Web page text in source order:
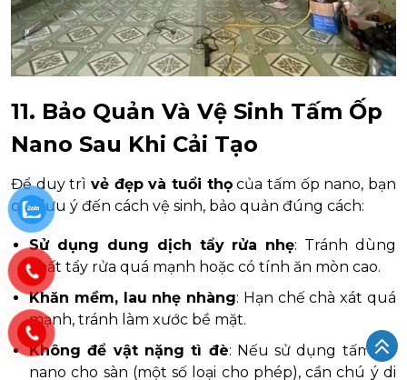
11. Bảo Quản Và Vệ Sinh Tấm Ốp
Nano Sau Khi Cải Tạo
Để duy trì vẻ đẹp và tuổi thọcủa tấm ốp nano, bạn
cần lưu ý đến cách vệ sinh, bảo quản đúng cách:
Sử dụng dung dịch tẩy rửa nhẹ: Tránh dùng
chất tẩy rửa quá mạnh hoặc có tính ăn mòn cao.
Khăn mềm, lau nhẹ nhàng: Hạn chế chà xát quá
mạnh, tránh làm xước bề mặt.
Không để vật nặng tì đè: Nếu sử dụng tấm ốp
nano cho sàn (một số loại cho phép), cần chú ý di